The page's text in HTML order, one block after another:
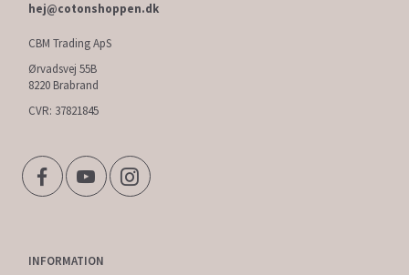
hej@cotonshoppen.dk
CBM Trading ApS
Ørvadsvej 55B
8220 Brabrand
CVR: 37821845
INFORMATION